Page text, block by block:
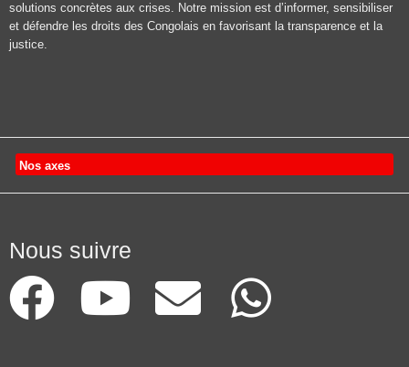
solutions concrètes aux crises. Notre mission est d’informer, sensibiliser
et défendre les droits des Congolais en favorisant la transparence et la
justice.
Nos axes
Nous suivre